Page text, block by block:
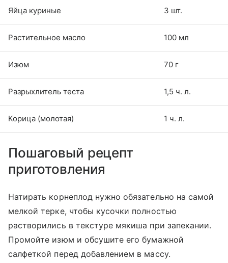
Яйца куриные 3 шт.
Растительное масло 100 мл
Изюм 70 г
Разрыхлитель теста 1,5 ч. л.
Корица (молотая) 1 ч. л.
Пошаговый рецепт
приготовления
Натирать корнеплод нужно обязательно на самой
мелкой терке, чтобы кусочки полностью
растворились в текстуре мякиша при запекании.
Промойте изюм и обсушите его бумажной
салфеткой перед добавлением в массу.